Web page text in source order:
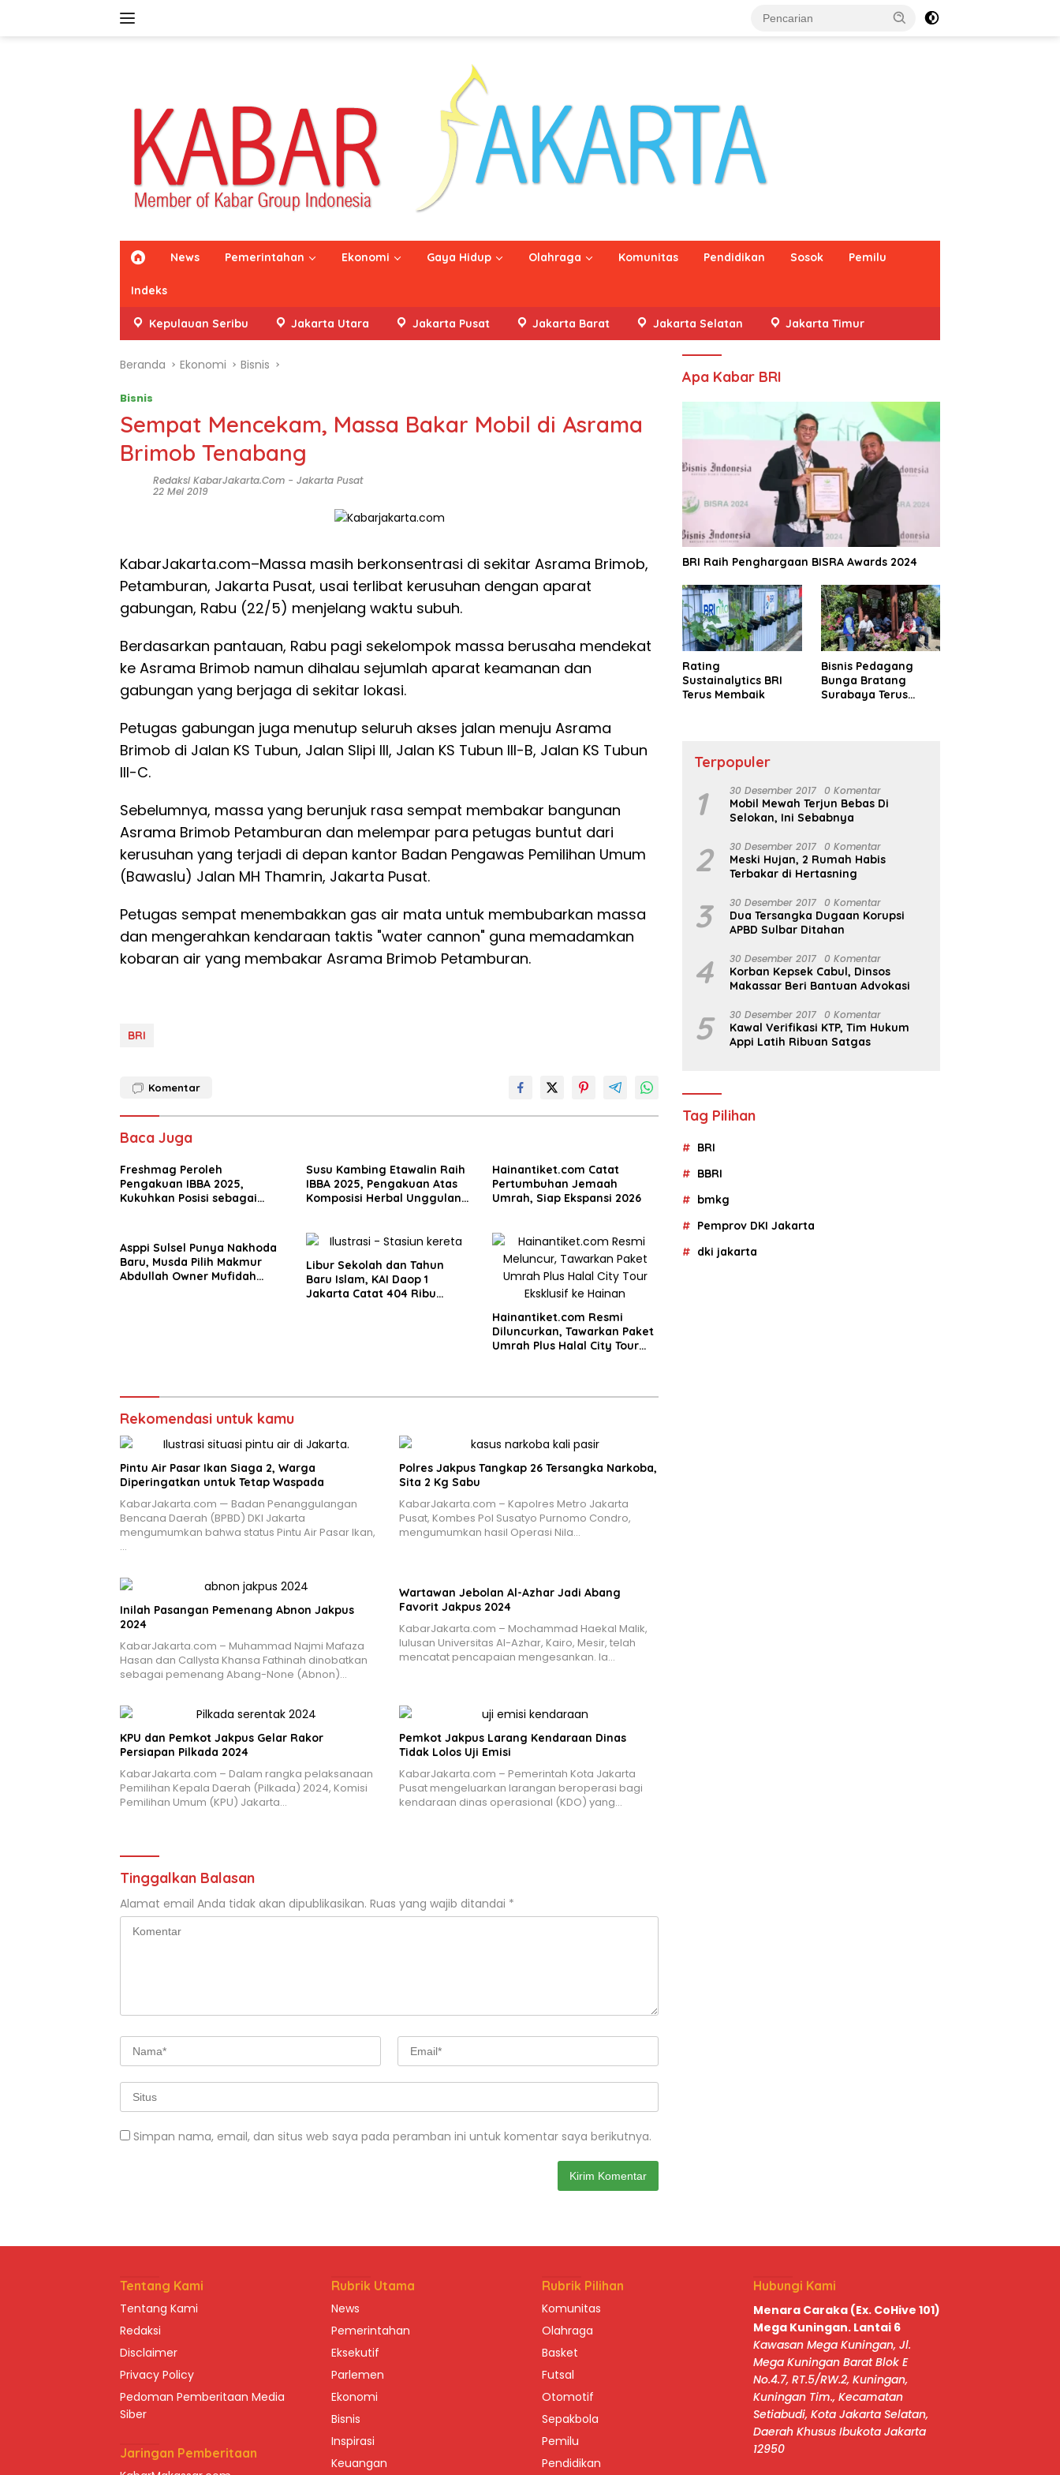
H
m
e
News Pemerintahan Ekonomi Gaya Hidup Olahraga Komunitas Pendidikan Sosok Pemilu
Indeks
Kepulauan Seribu Jakarta Utara Jakarta Pusat Jakarta Barat Jakarta Selatan Jakarta Timur
Beranda Ekonomi Bisnis
Bisnis
Sempat Mencekam, Massa Bakar Mobil di Asrama
Brimob Tenabang
Redaksi KabarJakarta.com - Jakarta Pusat
22 Mei 2019
KabarJakarta.com–Massa masih berkonsentrasi di sekitar Asrama Brimob,
Petamburan, Jakarta Pusat, usai terlibat kerusuhan dengan aparat
gabungan, Rabu (22/5) menjelang waktu subuh.
Berdasarkan pantauan, Rabu pagi sekelompok massa berusaha mendekat
ke Asrama Brimob namun dihalau sejumlah aparat keamanan dan
gabungan yang berjaga di sekitar lokasi.
Petugas gabungan juga menutup seluruh akses jalan menuju Asrama
Brimob di Jalan KS Tubun, Jalan Slipi III, Jalan KS Tubun III-B, Jalan KS Tubun
III-C.
Sebelumnya, massa yang berunjuk rasa sempat membakar bangunan
Asrama Brimob Petamburan dan melempar para petugas buntut dari
kerusuhan yang terjadi di depan kantor Badan Pengawas Pemilihan Umum
(Bawaslu) Jalan MH Thamrin, Jakarta Pusat.
Petugas sempat menembakkan gas air mata untuk membubarkan massa
dan mengerahkan kendaraan taktis "water cannon" guna memadamkan
kobaran air yang membakar Asrama Brimob Petamburan.
BRI
Komentar
Baca Juga
Freshmag Peroleh
Pengakuan IBBA 2025,
Kukuhkan Posisi sebagai
Susu Kambing Etawalin Raih
IBBA 2025, Pengakuan Atas
Komposisi Herbal Unggulan
Hainantiket.com Catat
Pertumbuhan Jemaah
Umrah, Siap Ekspansi 2026
Asppi Sulsel Punya Nakhoda
Baru, Musda Pilih Makmur
Abdullah Owner Mufidah
Libur Sekolah dan Tahun
Baru Islam, KAI Daop 1
Jakarta Catat 404 Ribu
Hainantiket.com Resmi
Diluncurkan, Tawarkan Paket
Umrah Plus Halal City Tour
Rekomendasi untuk kamu
Pintu Air Pasar Ikan Siaga 2, Warga
Diperingatkan untuk Tetap Waspada
KabarJakarta.com — Badan Penanggulangan
Bencana Daerah (BPBD) DKI Jakarta
mengumumkan bahwa status Pintu Air Pasar Ikan,
…
Polres Jakpus Tangkap 26 Tersangka Narkoba,
Sita 2 Kg Sabu
KabarJakarta.com – Kapolres Metro Jakarta
Pusat, Kombes Pol Susatyo Purnomo Condro,
mengumumkan hasil Operasi Nila…
Inilah Pasangan Pemenang Abnon Jakpus
2024
KabarJakarta.com – Muhammad Najmi Mafaza
Hasan dan Callysta Khansa Fathinah dinobatkan
sebagai pemenang Abang-None (Abnon)…
Wartawan Jebolan Al-Azhar Jadi Abang
Favorit Jakpus 2024
KabarJakarta.com – Mochammad Haekal Malik,
lulusan Universitas Al-Azhar, Kairo, Mesir, telah
mencatat pencapaian mengesankan. Ia…
KPU dan Pemkot Jakpus Gelar Rakor
Persiapan Pilkada 2024
KabarJakarta.com – Dalam rangka pelaksanaan
Pemilihan Kepala Daerah (Pilkada) 2024, Komisi
Pemilihan Umum (KPU) Jakarta…
Pemkot Jakpus Larang Kendaraan Dinas
Tidak Lolos Uji Emisi
KabarJakarta.com – Pemerintah Kota Jakarta
Pusat mengeluarkan larangan beroperasi bagi
kendaraan dinas operasional (KDO) yang…
Tinggalkan Balasan
Alamat email Anda tidak akan dipublikasikan. Ruas yang wajib ditandai *
Simpan nama, email, dan situs web saya pada peramban ini untuk komentar saya berikutnya.
Apa Kabar BRI
BRI Raih Penghargaan BISRA Awards 2024
Rating
Sustainalytics BRI
Terus Membaik
Bisnis Pedagang
Bunga Bratang
Surabaya Terus
Terpopuler
1 30 Desember 2017 0 Komentar
Mobil Mewah Terjun Bebas Di
Selokan, Ini Sebabnya
2 30 Desember 2017 0 Komentar
Meski Hujan, 2 Rumah Habis
Terbakar di Hertasning
3 30 Desember 2017 0 Komentar
Dua Tersangka Dugaan Korupsi
APBD Sulbar Ditahan
4 30 Desember 2017 0 Komentar
Korban Kepsek Cabul, Dinsos
Makassar Beri Bantuan Advokasi
5 30 Desember 2017 0 Komentar
Kawal Verifikasi KTP, Tim Hukum
Appi Latih Ribuan Satgas
Tag Pilihan
BRI
BBRI
bmkg
Pemprov DKI Jakarta
dki jakarta
Tentang Kami
Tentang Kami
Redaksi
Disclaimer
Privacy Policy
Pedoman Pemberitaan Media
Siber
Jaringan Pemberitaan
Rubrik Utama
News
Pemerintahan
Eksekutif
Parlemen
Ekonomi
Bisnis
Inspirasi
Keuangan
Rubrik Pilihan
Komunitas
Olahraga
Basket
Futsal
Otomotif
Sepakbola
Pemilu
Pendidikan
Hubungi Kami
Menara Caraka (Ex. CoHive 101)
Mega Kuningan. Lantai 6
Kawasan Mega Kuningan, Jl.
Mega Kuningan Barat Blok E
No.4.7, RT.5/RW.2, Kuningan,
Kuningan Tim., Kecamatan
Setiabudi, Kota Jakarta Selatan,
Daerah Khusus Ibukota Jakarta
12950